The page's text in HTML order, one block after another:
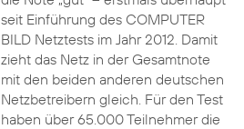
seit Einführung des COMPUTER
BILD Netztests im Jahr 2012. Damit
zieht das Netz in der Gesamtnote
mit den beiden anderen deutschen
Netzbetreibern gleich. Für den Test
haben über 65.000 Teilnehmer die